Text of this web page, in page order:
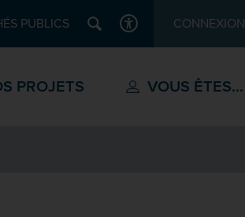
PUBLICS Recherche
ACCESSIBILITÉCONNEXION
PROJETS VOUS ÊTES...